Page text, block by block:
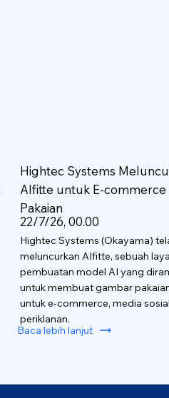
Hightec Systems
AIfitte untuk E-commerce
Pakaian
22/7/26, 00.00
Hightec Systems (Okayama)
meluncurkan AIfitte, sebuah
pembuatan model AI yang
untuk membuat gambar
untuk e-commerce, media
periklanan.
Baca lebih lanjut